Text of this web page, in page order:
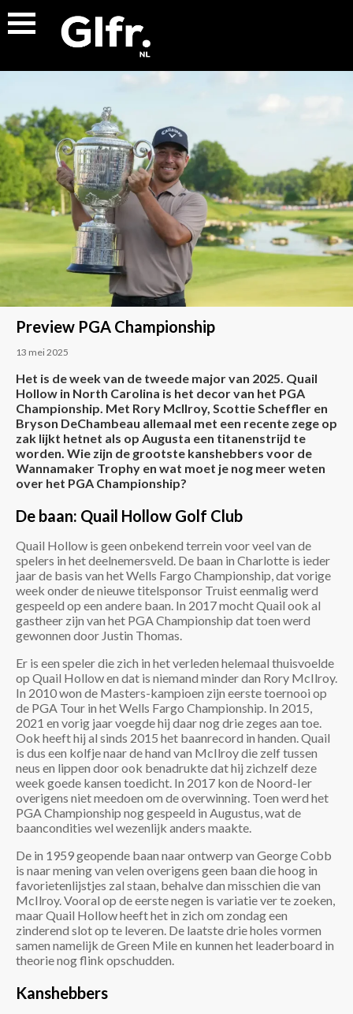
Preview PGA Championship
13 mei 2025
Het is de week van de tweede major van 2025. Quail
Hollow in North Carolina is het decor van het PGA
Championship. Met Rory McIlroy, Scottie Scheffler en
Bryson DeChambeau allemaal met een recente zege op
zak lijkt hetnet als op Augusta een titanenstrijd te
worden. Wie zijn de grootste kanshebbers voor de
Wannamaker Trophy en wat moet je nog meer weten
over het PGA Championship?
De baan: Quail Hollow Golf Club
Quail Hollow is geen onbekend terrein voor veel van de
spelers in het deelnemersveld. De baan in Charlotte is ieder
jaar de basis van het Wells Fargo Championship, dat vorige
week onder de nieuwe titelsponsor Truist eenmalig werd
gespeeld op een andere baan. In 2017 mocht Quail ook al
gastheer zijn van het PGA Championship dat toen werd
gewonnen door Justin Thomas.
Er is een speler die zich in het verleden helemaal thuisvoelde
op Quail Hollow en dat is niemand minder dan Rory McIlroy.
In 2010 won de Masters-kampioen zijn eerste toernooi op
de PGA Tour in het Wells Fargo Championship. In 2015,
2021 en vorig jaar voegde hij daar nog drie zeges aan toe.
Ook heeft hij al sinds 2015 het baanrecord in handen. Quail
is dus een kolfje naar de hand van McIlroy die zelf tussen
neus en lippen door ook benadrukte dat hij zichzelf deze
week goede kansen toedicht. In 2017 kon de Noord-Ier
overigens niet meedoen om de overwinning. Toen werd het
PGA Championship nog gespeeld in Augustus, wat de
baancondities wel wezenlijk anders maakte.
De in 1959 geopende baan naar ontwerp van George Cobb
is naar mening van velen overigens geen baan die hoog in
favorietenlijstjes zal staan, behalve dan misschien die van
McIlroy. Vooral op de eerste negen is variatie ver te zoeken,
maar Quail Hollow heeft het in zich om zondag een
zinderend slot op te leveren. De laatste drie holes vormen
samen namelijk de Green Mile en kunnen het leaderboard in
theorie nog flink opschudden.
Kanshebbers